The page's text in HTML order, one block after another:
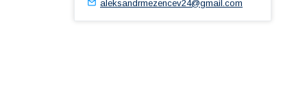
aleksandrmezencev24@gmail.com